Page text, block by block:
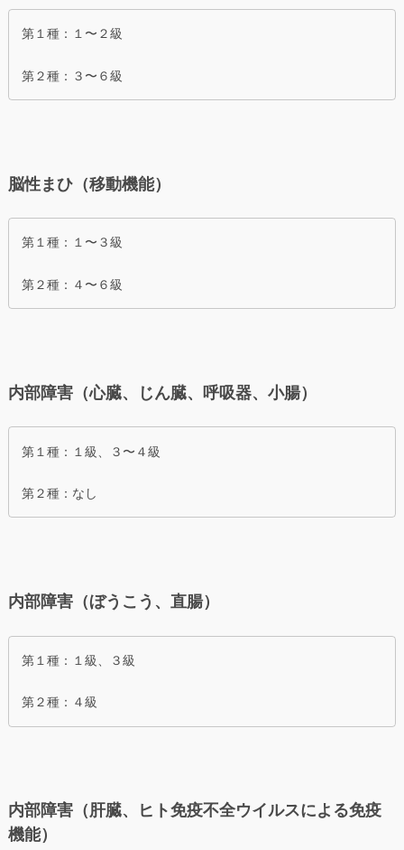
第１種：１〜２級
第２種：３〜６級
脳性まひ（移動機能）
第１種：１〜３級
第２種：４〜６級
内部障害（心臓、じん臓、呼吸器、小腸）
第１種：１級、３〜４級
第２種：なし
内部障害（ぼうこう、直腸）
第１種：１級、３級
第２種：４級
内部障害（肝臓、ヒト免疫不全ウイルスによる免疫
機能）